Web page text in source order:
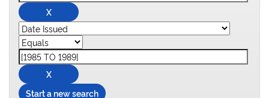
Start a new search